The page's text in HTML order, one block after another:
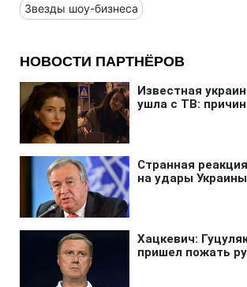
Звезды шоу-бизнеса